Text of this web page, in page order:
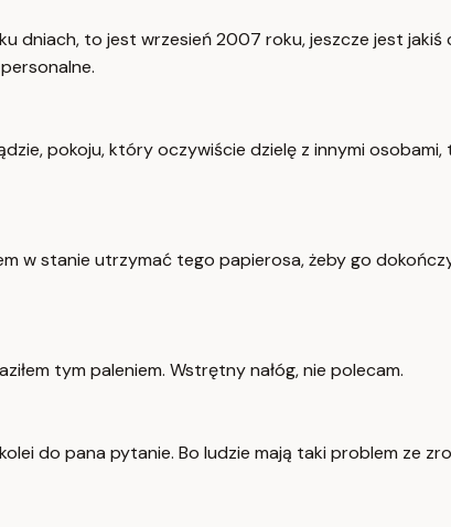
dniach, to jest wrzesień 2007 roku, jeszcze jest
pokoju, który oczywiście dzielę z innymi osobami,
w stanie utrzymać tego papierosa, żeby go
tym paleniem. Wstrętny nałóg, nie polecam.
do pana pytanie. Bo ludzie mają taki problem ze